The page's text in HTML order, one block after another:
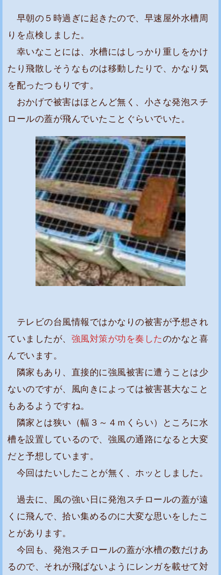
早朝の５時過ぎに起きたので、早速屋外水槽周
りを点検しました。
幸いなことには、水槽にはしっかり重しをかけ
たり飛散しそうなものは移動したりで、かなり気
を配ったつもりです。
おかげで被害はほとんど無く、小さな発泡スチ
ロールの蓋が飛んでいたことぐらいでいた。
テレビの台風情報ではかなりの被害が予想され
ていましたが、 強風対策が功を奏したのかなと喜
んでいます。
隣家もあり、直接的に強風被害に遭うことは少
ないのですが、風向きによっては被害甚大なこと
もあるようですね。
隣家とは狭い（幅３～４ｍくらい）ところに水
槽を設置しているので、強風の通路になると大変
だと予想しています。
今回はたいしたことが無く、ホッとしました。
過去に、風の強い日に発泡スチロールの蓋が遠
くに飛んで、拾い集めるのに大変な思いをしたこ
とがあります。
今回も、発泡スチロールの蓋が水槽の数だけあ
るので、それが飛ばないようにレンガを載せて対